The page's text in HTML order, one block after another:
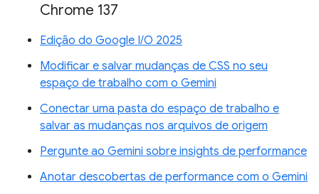
Chrome 137
Edição do Google I/O 2025
Modificar e salvar mudanças de CSS no seu
espaço de trabalho com o Gemini
Conectar uma pasta do espaço de trabalho e
salvar as mudanças nos arquivos de origem
Pergunte ao Gemini sobre insights de performance
Anotar descobertas de performance com o Gemini